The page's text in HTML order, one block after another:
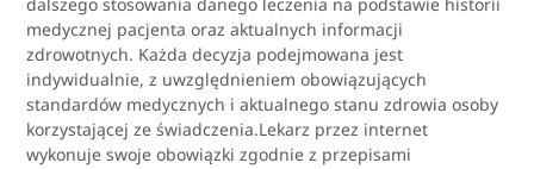
medycznej pacjenta oraz aktualnych informacji
zdrowotnych. Każda decyzja podejmowana jest
indywidualnie, z uwzględnieniem obowiązujących
standardów medycznych i aktualnego stanu zdrowia osoby
korzystającej ze świadczenia.Lekarz przez internet
wykonuje swoje obowiązki zgodnie z przepisami